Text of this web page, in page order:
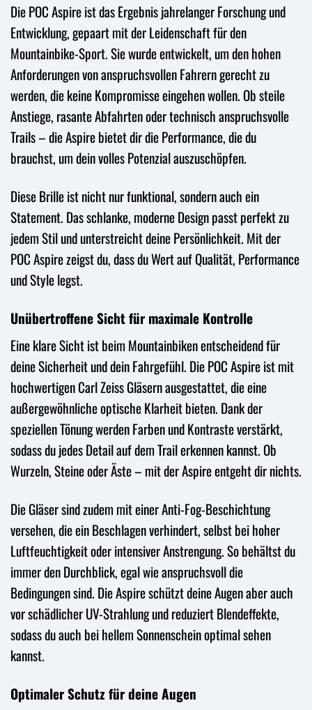
Die POC Aspire ist das Ergebnis jahrelanger Forschung und
Entwicklung, gepaart mit der Leidenschaft für den
Mountainbike-Sport. Sie wurde entwickelt, um den hohen
Anforderungen von anspruchsvollen Fahrern gerecht zu
werden, die keine Kompromisse eingehen wollen. Ob steile
Anstiege, rasante Abfahrten oder technisch anspruchsvolle
Trails – die Aspire bietet dir die Performance, die du
brauchst, um dein volles Potenzial auszuschöpfen.
Diese Brille ist nicht nur funktional, sondern auch ein
Statement. Das schlanke, moderne Design passt perfekt zu
jedem Stil und unterstreicht deine Persönlichkeit. Mit der
POC Aspire zeigst du, dass du Wert auf Qualität, Performance
und Style legst.
Unübertroffene Sicht für maximale Kontrolle
Eine klare Sicht ist beim Mountainbiken entscheidend für
deine Sicherheit und dein Fahrgefühl. Die POC Aspire ist mit
hochwertigen Carl Zeiss Gläsern ausgestattet, die eine
außergewöhnliche optische Klarheit bieten. Dank der
speziellen Tönung werden Farben und Kontraste verstärkt,
sodass du jedes Detail auf dem Trail erkennen kannst. Ob
Wurzeln, Steine oder Äste – mit der Aspire entgeht dir nichts.
Die Gläser sind zudem mit einer Anti-Fog-Beschichtung
versehen, die ein Beschlagen verhindert, selbst bei hoher
Luftfeuchtigkeit oder intensiver Anstrengung. So behältst du
immer den Durchblick, egal wie anspruchsvoll die
Bedingungen sind. Die Aspire schützt deine Augen aber auch
vor schädlicher UV-Strahlung und reduziert Blendeffekte,
sodass du auch bei hellem Sonnenschein optimal sehen
kannst.
Optimaler Schutz für deine Augen